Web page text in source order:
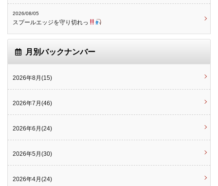
2026/08/05
スプールエッジを守り切れっ
月別バックナンバー
2026年8月(15)
2026年7月(46)
2026年6月(24)
2026年5月(30)
2026年4月(24)